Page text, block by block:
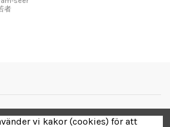
者
vi kakor (cookies) för att